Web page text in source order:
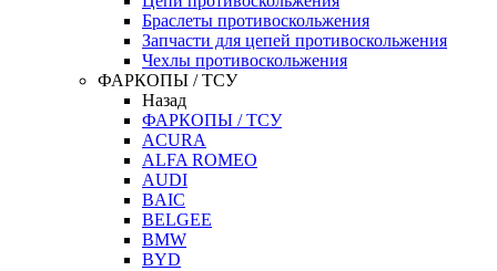
Браслеты противоскольжения
Запчасти для цепей противоскольжения
Чехлы противоскольжения
ФАРКОПЫ / ТСУ
Назад
ФАРКОПЫ / ТСУ
ACURA
ALFA ROMEO
AUDI
BAIC
BELGEE
BMW
BYD